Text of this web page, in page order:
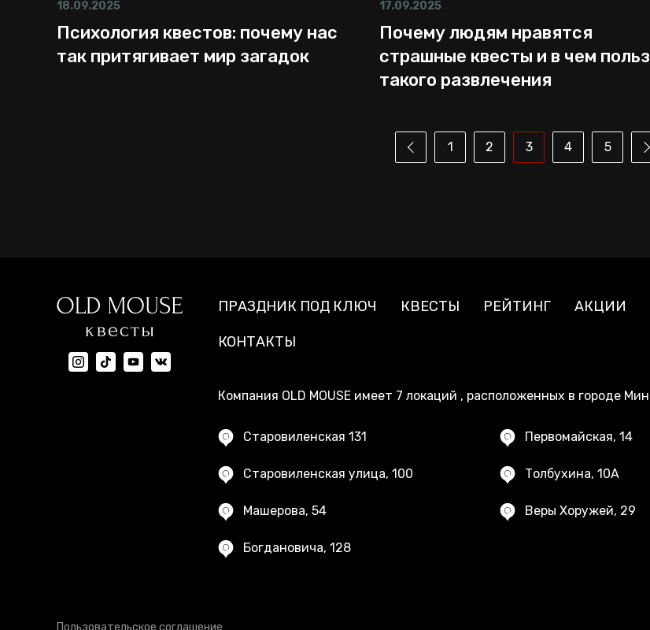
18.09.2025
Психология квестов: почему нас
так притягивает мир загадок
17.09.2025
Почему людям нравятся
страшные квесты и в чем
такого развлечения
1 2 3 4 5
ПРАЗДНИК ПОД КЛЮЧ КВЕСТЫ РЕЙТИНГ АКЦИИ
КОНТАКТЫ
Компания OLD MOUSE имеет 7 локаций , расположенных в городе
Старовиленская 131
Старовиленская улица, 100
Машерова, 54
Богдановича, 128
Первомайская, 14
Толбухина, 10А
Веры Хоружей, 29
Пользовательское соглашение